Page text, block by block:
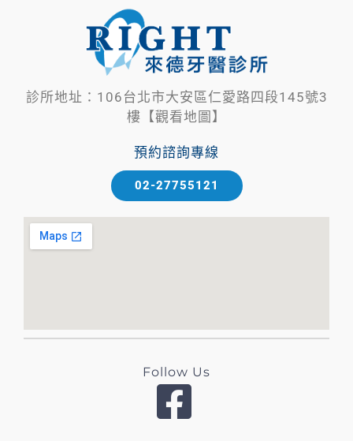
診所地址：106台北市大安區仁愛路四段145號3
樓【觀看地圖】
預約諮詢專線
02-27755121
Follow Us